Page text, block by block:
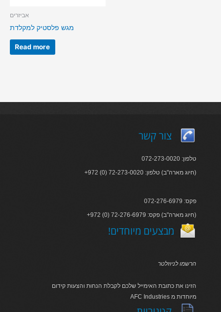
אביזרים
מגש פלסטיק למקלדת
Read more
צור קשר
טלפון: 072-273-0020
+972 (0) 72-273-0020 :חיוג מארה"ב) טלפון)
פקס: 072-276-6979
+972 (0) 72-276-6979 :חיוג מארה"ב) פקס)
!מבצעים מיוחדים
הרשמו לניוזלטר
הזינו את כתובת האימייל שלכם לקבלת הנחות והצעות קידום
AFC Industries מיוחדות מ